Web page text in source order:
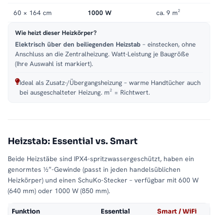
60 × 164 cm 1000 W ca. 9 m²
Wie heizt dieser Heizkörper?
Elektrisch über den beiliegenden Heizstab – einstecken, ohne
Anschluss an die Zentralheizung. Watt-Leistung je Baugröße
(Ihre Auswahl ist markiert).
Ideal als Zusatz-/Übergangsheizung – warme Handtücher auch
bei ausgeschalteter Heizung. m² = Richtwert.
Heizstab: Essential vs. Smart
Beide Heizstäbe sind IPX4-spritzwassergeschützt, haben ein
genormtes ½″-Gewinde (passt in jeden handelsüblichen
Heizkörper) und einen SchuKo-Stecker – verfügbar mit 600 W
(640 mm) oder 1000 W (850 mm).
Funktion Essential Smart / WiFi